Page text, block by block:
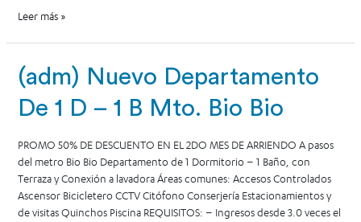
Leer más »
(adm) Nuevo Departamento
De 1 D – 1 B Mto. Bio Bio
PROMO 50% DE DESCUENTO EN EL 2DO MES DE ARRIENDO A pasos
del metro Bio Bio Departamento de 1 Dormitorio – 1 Baño, con
Terraza y Conexión a lavadora Áreas comunes: Accesos Controlados
Ascensor Bicicletero CCTV Citófono Conserjería Estacionamientos y
de visitas Quinchos Piscina REQUISITOS: – Ingresos desde 3.0 veces el